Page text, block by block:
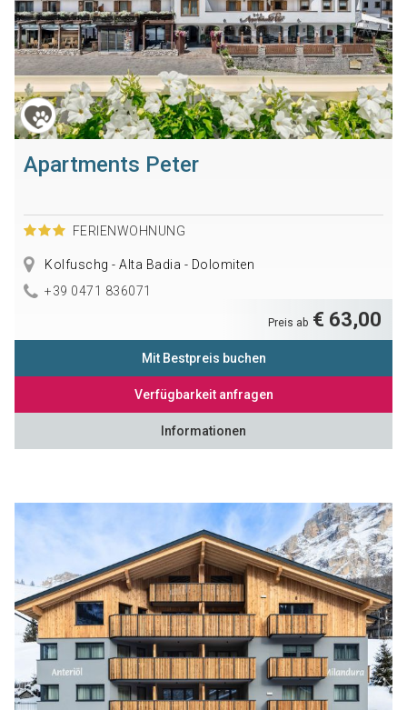
Apartments Peter
FERIENWOHNUNG
Kolfuschg - Alta Badia - Dolomiten
+39 0471 836071
Preis ab € 63,00
Mit Bestpreis buchen
Verfügbarkeit anfragen
Informationen